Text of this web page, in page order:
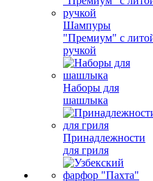
Шампуры
"Премиум" с
ручкой
Наборы для
шашлыка
Принадлежности
для гриля